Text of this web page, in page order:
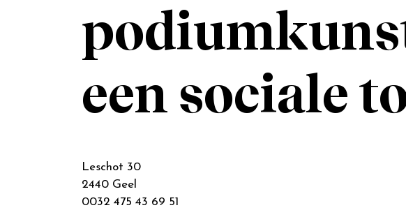
een sociale
Leschot 30
2440 Geel
0032 475 43 69 51